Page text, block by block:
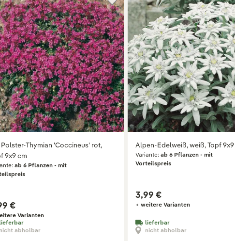
Polster-Thymian 'Coccineus' rot,
9x9 cm
ab 6 Pflanzen - mit
€
Varianten
nicht abholbar
Alpen-Edelweiß, weiß, Topf
Variante: ab 6 Pflanzen - mit
Vorteilspreis
3,99 €
+ weitere Varianten
lieferbar
nicht abholbar